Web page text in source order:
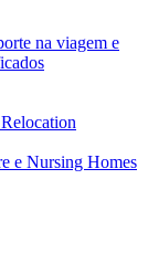
na viagem e
e Nursing Homes